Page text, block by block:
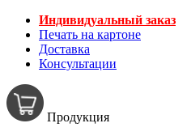
Индивидуальный заказ
Печать на картоне
Доставка
Консультации
Продукция